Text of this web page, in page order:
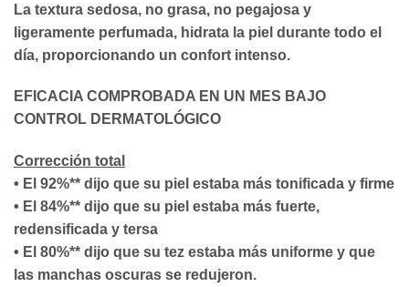
La textura sedosa, no grasa, no pegajosa y
ligeramente perfumada, hidrata la piel durante todo el
día, proporcionando un confort intenso.
EFICACIA COMPROBADA EN UN MES BAJO
CONTROL DERMATOLÓGICO
Corrección total
• El 92%** dijo que su piel estaba más tonificada y firme
• El 84%** dijo que su piel estaba más fuerte,
redensificada y tersa
• El 80%** dijo que su tez estaba más uniforme y que
las manchas oscuras se redujeron.